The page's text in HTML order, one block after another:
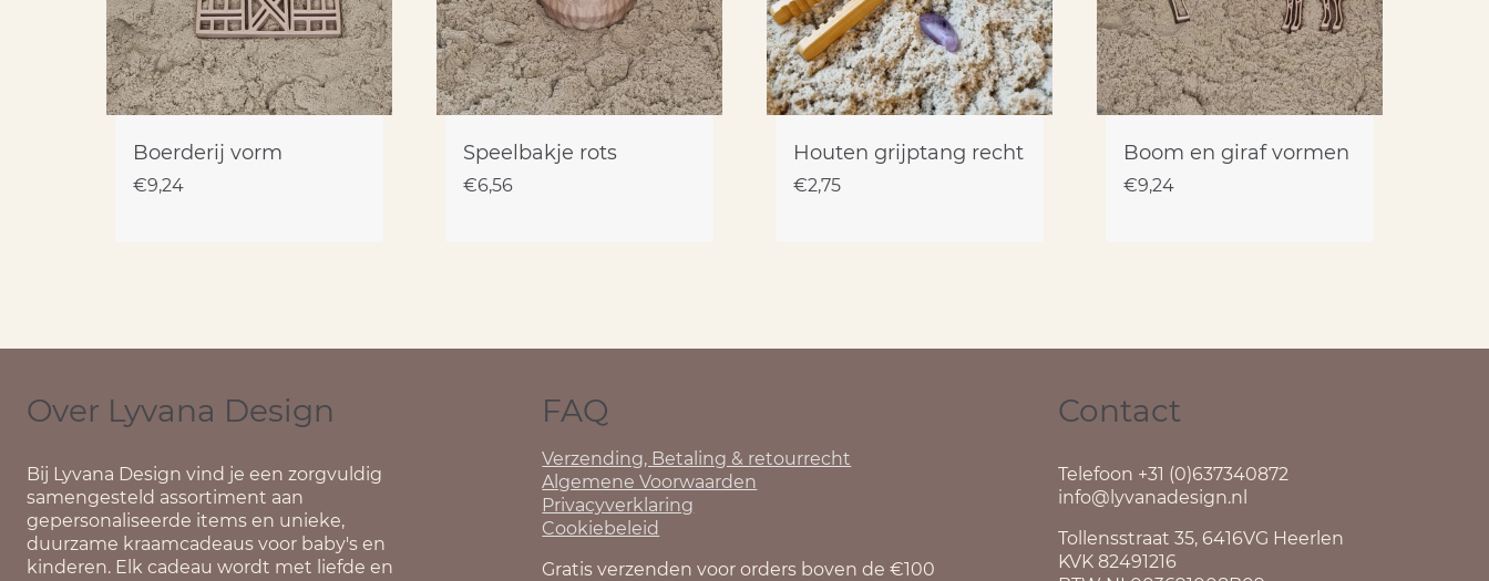
Boerderij vorm
€9,24
Speelbakje rots
€6,56
Houten grijptang recht
€2,75
Boom en giraf vormen
€9,24
Over Lyvana Design
Bij Lyvana Design vind je een zorgvuldig
samengesteld assortiment aan
gepersonaliseerde items en unieke,
duurzame kraamcadeaus voor baby's en
kinderen. Elk cadeau wordt met liefde en
FAQ
Verzending, Betaling & retourrecht
Algemene Voorwaarden
Privacyverklaring
Cookiebeleid
Gratis verzenden voor orders boven de €100
Contact
Telefoon +31 (0)637340872
info@lyvanadesign.nl
Tollensstraat 35, 6416VG Heerlen
KVK 82491216